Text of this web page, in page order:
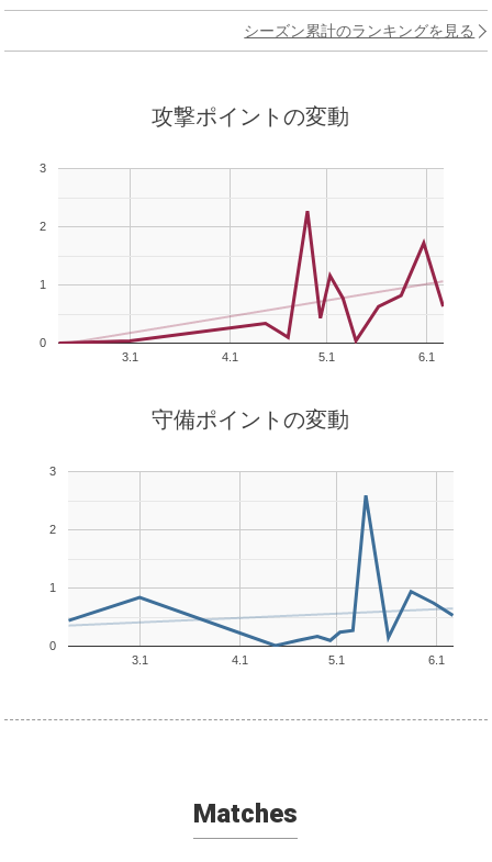
シーズン累計のランキングを見る
攻撃ポイントの変動
3.1 4.1 5.1 6.1
0
1
2
3
守備ポイントの変動
3.1 4.1 5.1 6.1
0
1
2
3
Matches